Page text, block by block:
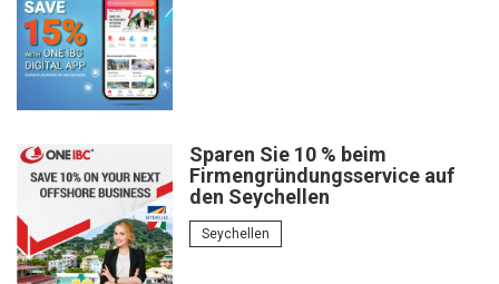
Sparen Sie 10 % beim
Firmengründungsservice auf
den Seychellen
Seychellen